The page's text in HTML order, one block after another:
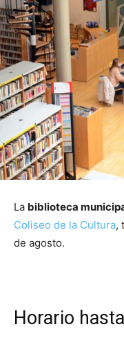
La biblioteca
Coliseo de la Cultura,
de agosto.
Horario